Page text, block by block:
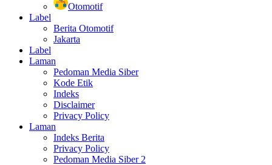
Otomotif
Label
Berita Otomotif
Jakarta
Label
Laman
Pedoman Media Siber
Kode Etik
Indeks
Disclaimer
Privacy Policy
Laman
Indeks Berita
Privacy Policy
Pedoman Media Siber 2